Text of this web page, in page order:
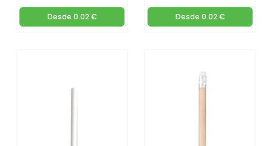
Desde 0.02 € Desde 0.02 €